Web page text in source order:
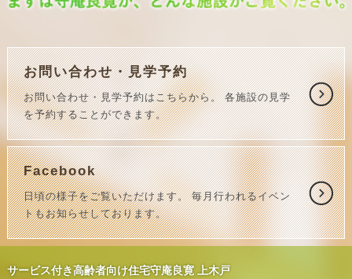
お問い合わせ・見学予約
お問い合わせ・見学予約はこちらから。 各施設の見学
を予約することができます。
Facebook
日頃の様子をご覧いただけます。 毎月行われるイベン
トもお知らせしております。
サービス付き高齢者向け住宅守庵良寛 上木戸